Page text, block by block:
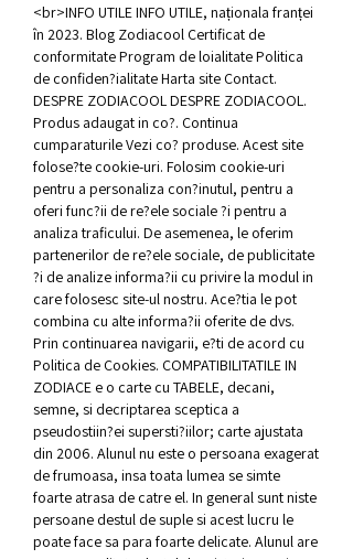
<br>INFO UTILE INFO UTILE, naționala franței
în 2023. Blog Zodiacool Certificat de
conformitate Program de loialitate Politica
de confiden?ialitate Harta site Contact.
DESPRE ZODIACOOL DESPRE ZODIACOOL.
Produs adaugat in co?. Continua
cumparaturile Vezi co? produse. Acest site
folose?te cookie-uri. Folosim cookie-uri
pentru a personaliza con?inutul, pentru a
oferi func?ii de re?ele sociale ?i pentru a
analiza traficului. De asemenea, le oferim
partenerilor de re?ele sociale, de publicitate
?i de analize informa?ii cu privire la modul in
care folosesc site-ul nostru. Ace?tia le pot
combina cu alte informa?ii oferite de dvs.
Prin continuarea navigarii, e?ti de acord cu
Politica de Cookies. COMPATIBILITATILE IN
ZODIACE e o carte cu TABELE, decani,
semne, si decriptarea sceptica a
pseudostiin?ei supersti?iilor; carte ajustata
din 2006. Alunul nu este o persoana exagerat
de frumoasa, insa toata lumea se simte
foarte atrasa de catre el. In general sunt niste
persoane destul de suple si acest lucru le
poate face sa para foarte delicate. Alunul are